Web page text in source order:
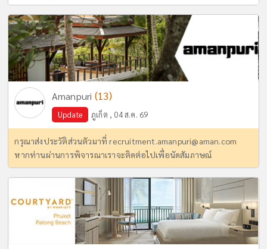
Amanpuri (13)
Update ภูเก็ต , 04 ส.ค. 69
กรุณาส่งประวัติส่วนตัวมาที่recruitment.amanpuri@aman.com
หากท่านผ่านการพิจารณาเราจะติดต่อไปเพื่อนัดสัมภาษณ์